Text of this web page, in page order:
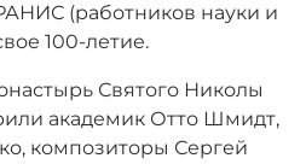
(работников науки и
100-летие.
Святого Николы
академик Отто Шмидт,
композиторы Сергей